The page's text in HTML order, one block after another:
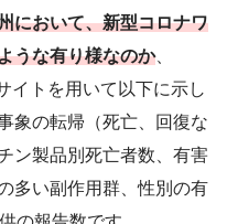
において、新型コロナワ
うな有り様なのか、
イトを用いて以下に示し
象の転帰（死亡、回復な
ン製品別死亡者数、有害
多い副作用群、性別の有